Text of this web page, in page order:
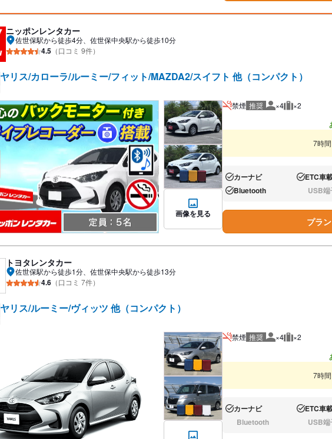
ニッポンレンタカー
佐世保駅から徒歩4分、佐世保中央駅から徒歩10分
4.5 （口コミ 9件）
ヤリス/カローラ/ルーミー/フィット/MAZDA2/スイフト 他（コンパクト）
画像を見る
禁煙 推奨 推奨人数
×4 推奨荷物
×2
7時
あり:カーナビ あり:ETC車
あり:Bluetooth なし:USB端
プラ
トヨタレンタカー
佐世保駅から徒歩1分、佐世保中央駅から徒歩13分
4.6 （口コミ 7件）
ヤリス/ルーミー/ヴィッツ 他（コンパクト）
禁煙 推奨 推奨人数
×4 推奨荷物
×2
7時
あり:カーナビ あり:ETC車
なし:Bluetooth なし:USB端